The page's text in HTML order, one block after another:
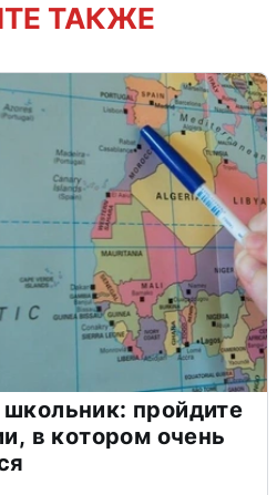
ТАКЖЕ
пройдите
в котором очень